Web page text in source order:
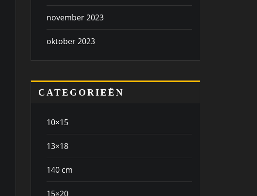
november 2023
oktober 2023
CATEGORIEËN
10×15
13×18
140 cm
15×20